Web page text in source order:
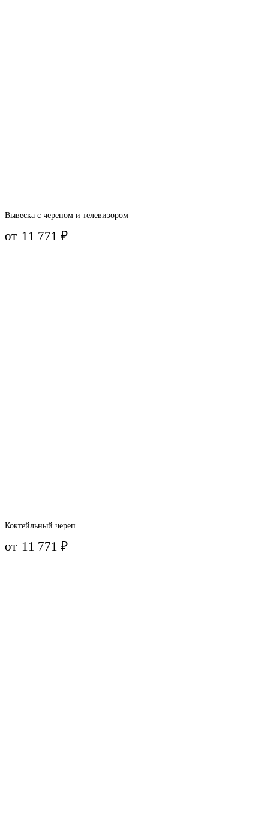
Вывеска с черепом и телевизором
от 11 771₽
Коктейльный череп
от 11 771₽